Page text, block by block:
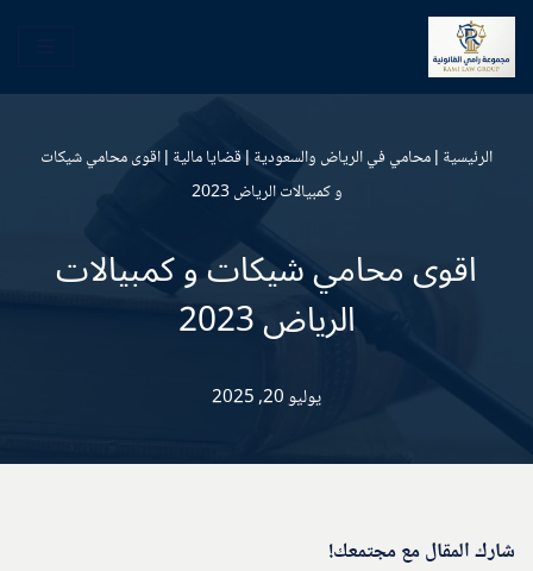
تخطى
إلى
الرئيسية |محامي في الرياض والسعودية |قضايا مالية |اقوى محامي شيكات
و كمبيالات الرياض 2023
اقوى محامي شيكات و كمبيالات
الرياض 2023
يوليو 20, 2025
شارك المقال مع مجتمعك!